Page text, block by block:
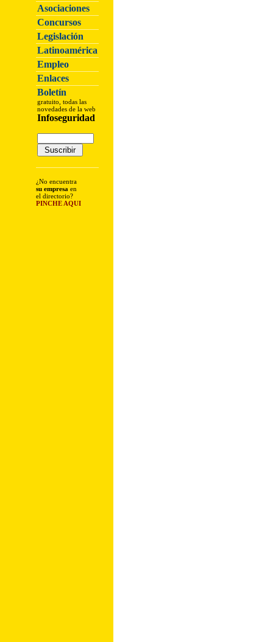
Asociaciones
Concursos
Legislación
Latinoamérica
Empleo
Enlaces
Boletín
gratuito, todas las
novedades de la web
Infoseguridad
¿No encuentra
su empresa en
el directorio?
PINCHE AQUI